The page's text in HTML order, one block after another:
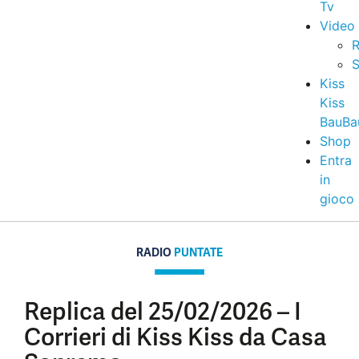
Tv
Video
Kiss
Kiss
Shop
Entra
in
gioco
RADIO PUNTATE
Replica del 25/02/2026 – I
Corrieri di Kiss Kiss da Casa